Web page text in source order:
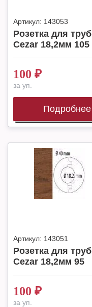
Артикул: 143053
Розетка для труб
Cezar 18,2мм 105
100 ₽
за уп.
Подробнее
Артикул: 143051
Розетка для труб
Cezar 18,2мм 95
100 ₽
за уп.